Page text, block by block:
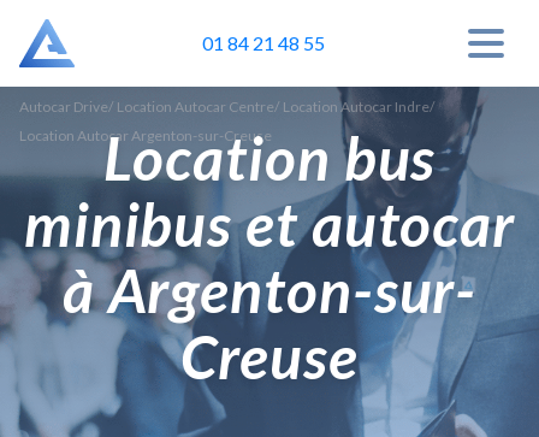
01 84 21 48 55
Autocar Drive/ Location Autocar Centre/ Location Autocar Indre/
Location Autocar Argenton-sur-Creuse
Location bus
minibus et autocar
à Argenton-sur-
Creuse